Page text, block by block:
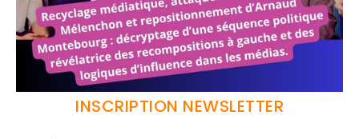
INSCRIPTION NEWSLETTER